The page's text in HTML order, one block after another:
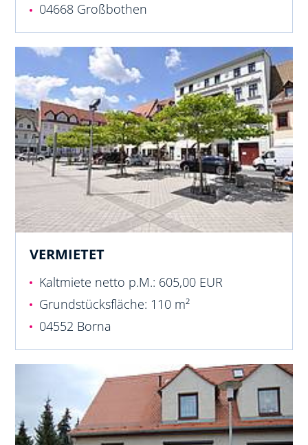
04668 Großbothen
VERMIETET
Kaltmiete netto p.M.: 605,00 EUR
Grundstücksfläche: 110 m²
04552 Borna